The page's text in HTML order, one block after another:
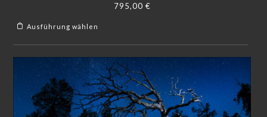
795,00€
Ausführung wählen